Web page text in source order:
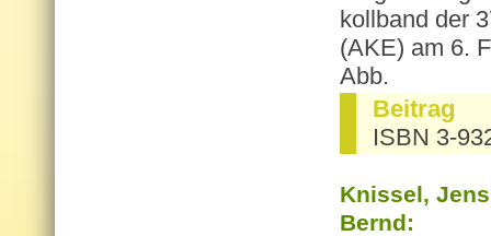
koll­band der
(AKE) am 6.
Abb.
Bei­trag
ISBN 3-
Knis­sel,
Bernd: